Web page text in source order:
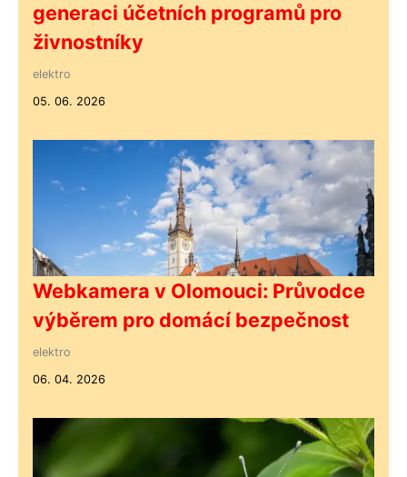
generaci účetních programů pro
živnostníky
elektro
05. 06. 2026
Webkamera v Olomouci: Průvodce
výběrem pro domácí bezpečnost
elektro
06. 04. 2026